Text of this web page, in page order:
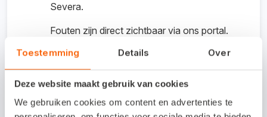
Toestemming Details Over
Deze website maakt gebruik van cookies
We gebruiken cookies om content en advertenties te
Severa.
Fouten zijn direct zichtbaar via ons portal.
De gegevens worden dagelijks
gesynchroniseerd in een volledig
geautomatiseerd proces.